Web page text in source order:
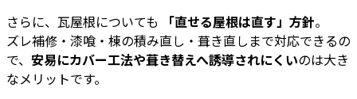
さらに、瓦屋根についても
「直せる屋根は直す」方針。
ズレ補修・漆喰・棟の積み直し・葺き直しまで対応できるの
で、 安易にカバー工法や葺き替えへ誘導されにくいのは大き
なメリットです。